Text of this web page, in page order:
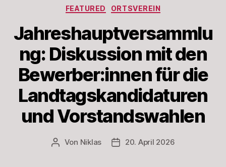
Kategorien
FEATURED ORTSVEREIN
Jahreshauptversammlu
ng: Diskussion mit den
Bewerber:innen für die
Landtagskandidaturen
und Vorstandswahlen
Beitragsautor
Von Niklas Beitragsdatum
20. April 2026